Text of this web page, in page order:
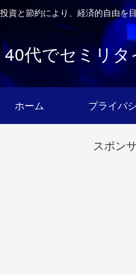
資と節約により、経済的自由
40代でセミリ
ホーム プライバ
スポン